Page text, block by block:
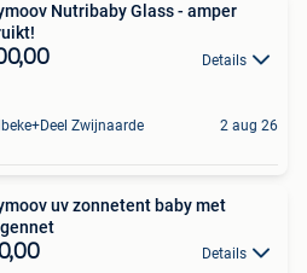
Nutribaby Glass - amper
Details
Zwijnaarde 2 aug 26
uv zonnetent baby met
Details